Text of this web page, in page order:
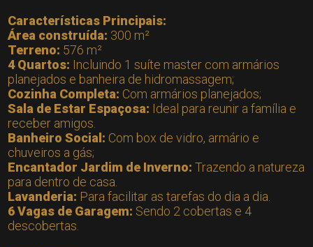
Características Principais:
Área construída: 300 m²
Terreno: 576 m²
4 Quartos: Incluindo 1 suíte master com armários
planejados e banheira de hidromassagem;
Cozinha Completa: Com armários planejados;
Sala de Estar Espaçosa: Ideal para reunir a família e
receber amigos.
Banheiro Social: Com box de vidro, armário e
chuveiros a gás;
Encantador Jardim de Inverno: Trazendo a natureza
para dentro de casa.
Lavanderia: Para facilitar as tarefas do dia a dia.
6 Vagas de Garagem: Sendo 2 cobertas e 4
descobertas.